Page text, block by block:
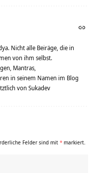
Nicht alle Beiräge, die in
von ihm selbst.
Mantras,
in seinem Namen im Blog
von Sukadev
Felder sind mit * markiert.